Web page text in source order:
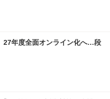
27年度全面オンライン化へ…段